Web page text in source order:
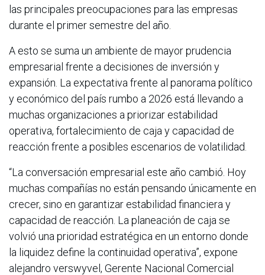
las principales preocupaciones para las empresas
durante el primer semestre del año.
A esto se suma un ambiente de mayor prudencia
empresarial frente a decisiones de inversión y
expansión. La expectativa frente al panorama político
y económico del país rumbo a 2026 está llevando a
muchas organizaciones a priorizar estabilidad
operativa, fortalecimiento de caja y capacidad de
reacción frente a posibles escenarios de volatilidad.
“La conversación empresarial este año cambió. Hoy
muchas compañías no están pensando únicamente en
crecer, sino en garantizar estabilidad financiera y
capacidad de reacción. La planeación de caja se
volvió una prioridad estratégica en un entorno donde
la liquidez define la continuidad operativa”, expone
alejandro verswyvel, Gerente Nacional Comercial